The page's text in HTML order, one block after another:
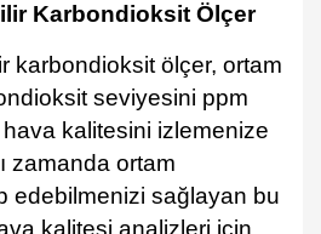
Karbondioksit Ölçer
karbondioksit ölçer, ortam
seviyesini ppm
kalitesini izlemenize
zamanda ortam
edebilmenizi sağlayan bu
kalitesi analizleri için